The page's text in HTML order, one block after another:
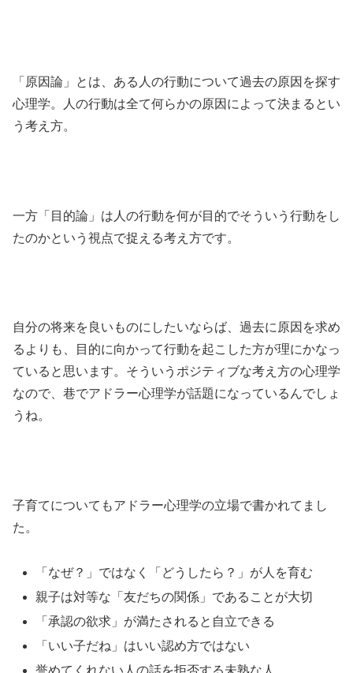
「原因論」とは、ある人の行動について過去の原因を探す
心理学。人の行動は全て何らかの原因によって決まるとい
う考え方。
一方「目的論」は人の行動を何が目的でそういう行動をし
たのかという視点で捉える考え方です。
自分の将来を良いものにしたいならば、過去に原因を求め
るよりも、目的に向かって行動を起こした方が理にかなっ
ていると思います。そういうポジティブな考え方の心理学
なので、巷でアドラー心理学が話題になっているんでしょ
うね。
子育てについてもアドラー心理学の立場で書かれてまし
た。
「なぜ？」ではなく「どうしたら？」が人を育む
親子は対等な「友だちの関係」であることが大切
「承認の欲求」が満たされると自立できる
「いい子だね」はいい認め方ではない